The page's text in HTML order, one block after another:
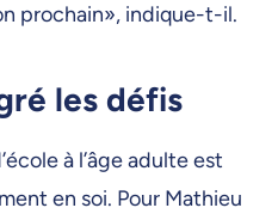
prochain», indique-t-il.
les défis
à l’âge adulte est
en soi. Pour Mathieu